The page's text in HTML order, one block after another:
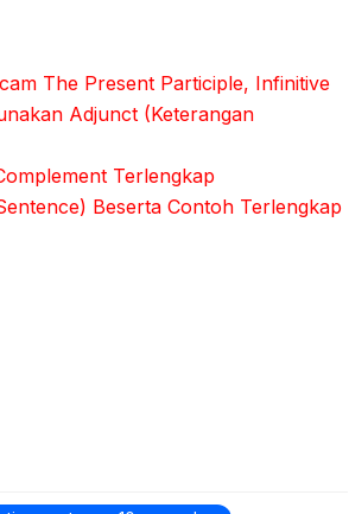
The Present Participle, Infinitive
Adjunct (Keterangan
Terlengkap
Beserta Contoh Terlengkap